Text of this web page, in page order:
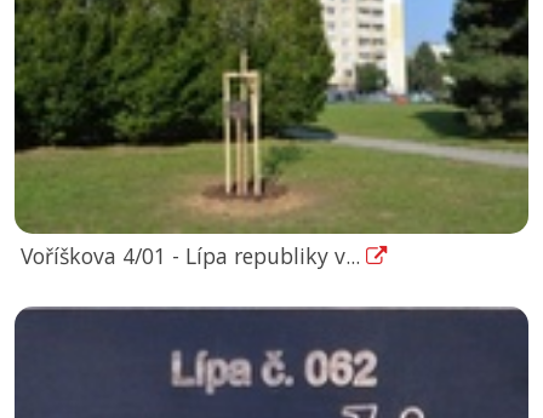
Voříškova 4/01 - Lípa republiky v...